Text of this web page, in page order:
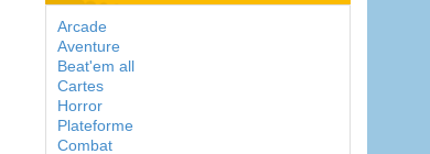
Arcade
Aventure
Beat'em all
Cartes
Horror
Plateforme
Combat